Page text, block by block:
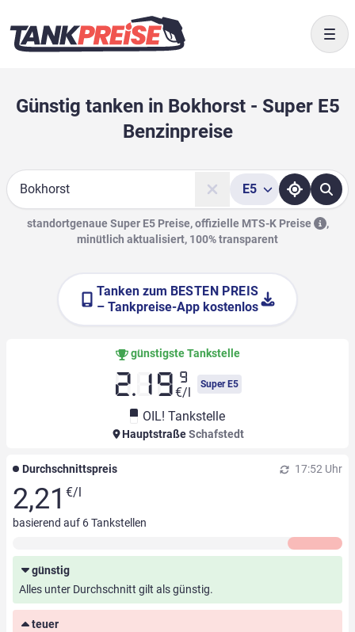
Günstig tanken in Bokhorst - Super E5
Benzinpreise
Suche
E5
standortgenaue Super E5 Preise, offizielle MTS-K Preise
,
minütlich aktualisiert, 100% transparent
Tanken zum BESTEN PREIS
– Tankpreise-App kostenlos
günstigste Tankstelle
2.19 9
€/l
Super E5
OIL! Tankstelle
HauptstraßeSchafstedt
Durchschnittspreis 17:52 Uhr
2,21 €/l
basierend auf 6Tankstellen
günstig
Alles unter Durchschnitt gilt als günstig.
teuer